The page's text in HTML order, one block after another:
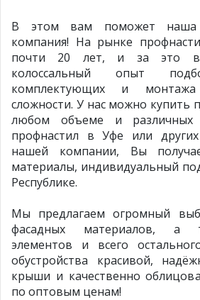
В этом вам поможет наша
компания! На рынке
почти 20 лет, и за это
колоссальный опыт
комплектующих и
сложности. У нас можно купить
любом объеме и различных
профнастил в Уфе или
нашей компании, Вы
материалы, индивидуальный
Республике.
Мы предлагаем огромный
фасадных материалов, а
элементов и всего
обустройства красивой,
крыши и качественно
по оптовым ценам!